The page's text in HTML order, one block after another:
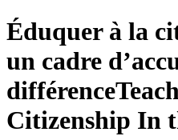
Éduquer à la
un cadre
différence
Citizenship In